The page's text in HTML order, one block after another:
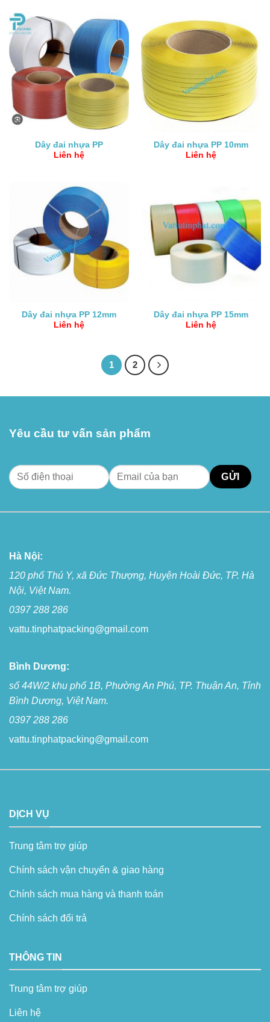
Dây đai nhựa PP
Liên hệ
Dây đai nhựa PP 10mm
Liên hệ
Dây đai nhựa PP 12mm
Liên hệ
Dây đai nhựa PP 15mm
Liên hệ
1 2
Yêu cầu tư vấn sản phẩm
Hà Nội:
120 phố Thú Y, xã Đức Thượng, Huyện Hoài Đức, TP. Hà
Nội, Việt Nam.
0397 288 286
vattu.tinphatpacking@gmail.com
Bình Dương:
số 44W/2 khu phố 1B, Phường An Phú, TP. Thuận An, Tỉnh
Bình Dương, Việt Nam.
0397 288 286
vattu.tinphatpacking@gmail.com
DỊCH VỤ
Trung tâm trợ giúp
Chính sách vận chuyển & giao hàng
Chính sách mua hàng và thanh toán
Chính sách đổi trả
THÔNG TIN
Trung tâm trợ giúp
Liên hệ